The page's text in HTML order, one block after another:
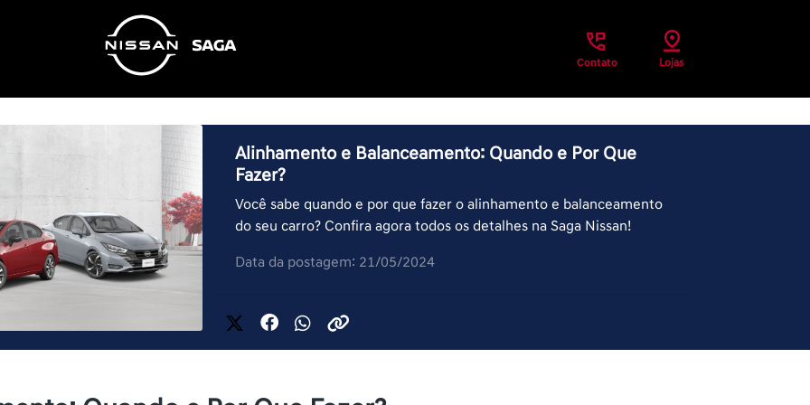
Contato Lojas
Alinhamento e Balanceamento: Quando e Por Que
Fazer?
Você sabe quando e por que fazer o alinhamento e balanceamento
do seu carro? Confira agora todos os detalhes na Saga Nissan!
Data da postagem: 21/05/2024